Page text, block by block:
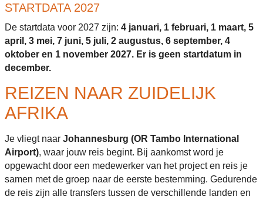
STARTDATA 2027
De startdata voor 2027 zijn: 4 januari, 1 februari, 1 maart, 5
april, 3 mei, 7 juni, 5 juli, 2 augustus, 6 september, 4
oktober en 1 november 2027. Er is geen startdatum in
december.
REIZEN NAAR ZUIDELIJK
AFRIKA
Je vliegt naar Johannesburg (OR Tambo International
Airport), waar jouw reis begint. Bij aankomst word je
opgewacht door een medewerker van het project en reis je
samen met de groep naar de eerste bestemming. Gedurende
de reis zijn alle transfers tussen de verschillende landen en